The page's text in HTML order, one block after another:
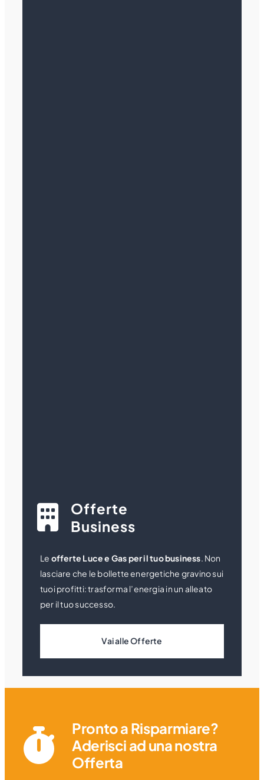
Offerte
Business
Le offerte Luce e Gas per il tuo business. Non
lasciare che le bollette energetiche gravino sui
tuoi profitti: trasforma l’energia in un alleato
per il tuo successo.
Vai alle Offerte
Pronto a Risparmiare?
Aderisci ad una nostra
Offerta